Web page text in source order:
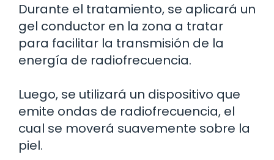
Durante el tratamiento, se aplicará un
gel conductor en la zona a tratar
para facilitar la transmisión de la
energía de radiofrecuencia.
Luego, se utilizará un dispositivo que
emite ondas de radiofrecuencia, el
cual se moverá suavemente sobre la
piel.